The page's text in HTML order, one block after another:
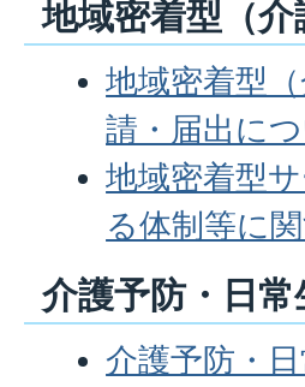
地域密着型（
地域密着型
請・届出に
地域密着型
る体制等に
介護予防・日
介護予防・